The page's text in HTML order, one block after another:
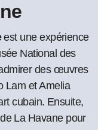
est une expérience
National des
des œuvres
Lam et Amelia
cubain. Ensuite,
La Havane pour